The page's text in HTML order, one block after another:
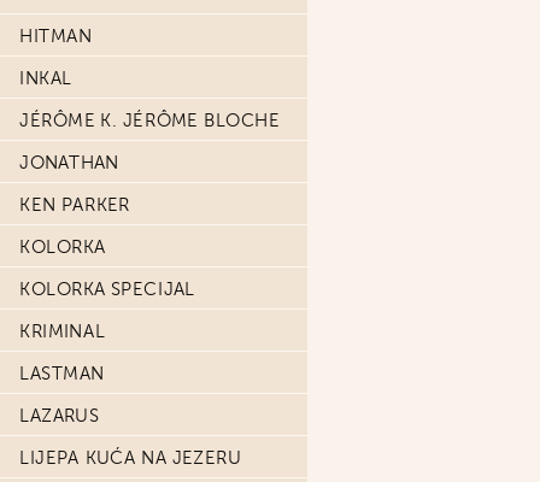
HITMAN
INKAL
JÉRÔME K. JÉRÔME BLOCHE
JONATHAN
KEN PARKER
KOLORKA
KOLORKA SPECIJAL
KRIMINAL
LASTMAN
LAZARUS
LIJEPA KUĆA NA JEZERU